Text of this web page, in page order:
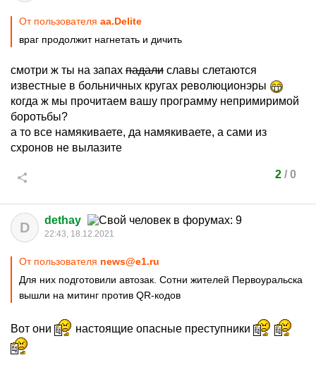
От пользователя aa.Delite
враг продолжит нагнетать и дичить
смотри ж ты на запах падали славы слетаются
известные в больничных кругах революционэры
когда ж мы прочитаем вашу программу непримиримой
боротьбы?
а то все намякиваете, да намякиваете, а сами из
схронов не вылазите
2/ 0
D dethay
22:43, 18.12.2021
От пользователя news@e1.ru
Для них подготовили автозак. Сотни жителей Первоуральска
вышли на митинг против QR-кодов
Вот они настоящие опасные преступники